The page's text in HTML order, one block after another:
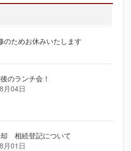
ためお休みいたします
のランチ会！
月04日
相続登記について
月01日